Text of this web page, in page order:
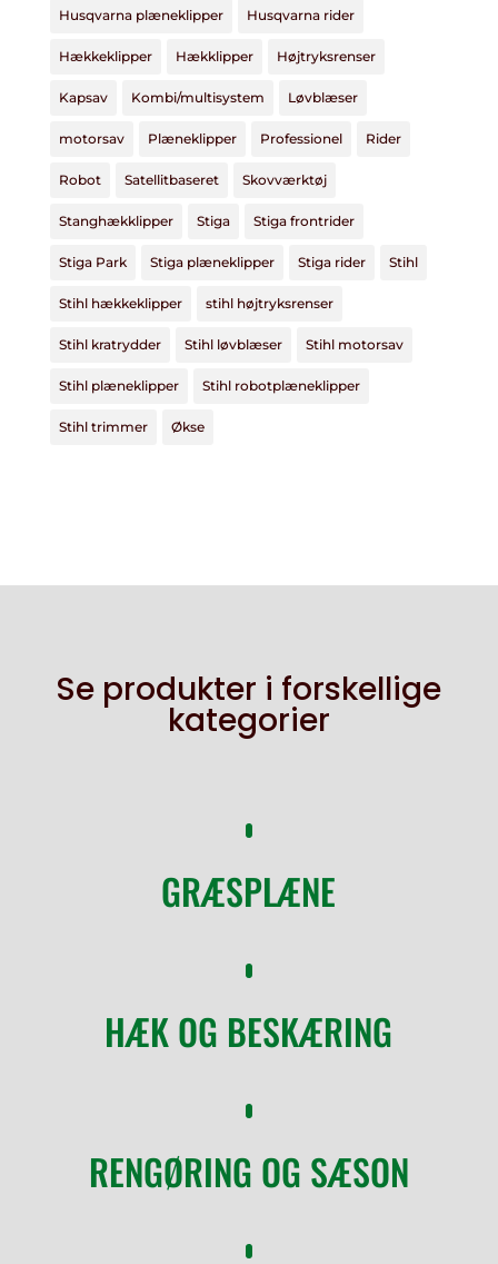
Husqvarna plæneklipper Husqvarna rider
Hækkeklipper Hækklipper Højtryksrenser
Kapsav Kombi/multisystem Løvblæser
motorsav Plæneklipper Professionel Rider
Robot Satellitbaseret Skovværktøj
Stanghækklipper Stiga Stiga frontrider
Stiga Park Stiga plæneklipper Stiga rider Stihl
Stihl hækkeklipper stihl højtryksrenser
Stihl kratrydder Stihl løvblæser Stihl motorsav
Stihl plæneklipper Stihl robotplæneklipper
Stihl trimmer Økse
Se produkter i forskellige
kategorier
GRÆSPLÆNE
HÆK OG BESKÆRING
RENGØRING OG SÆSON